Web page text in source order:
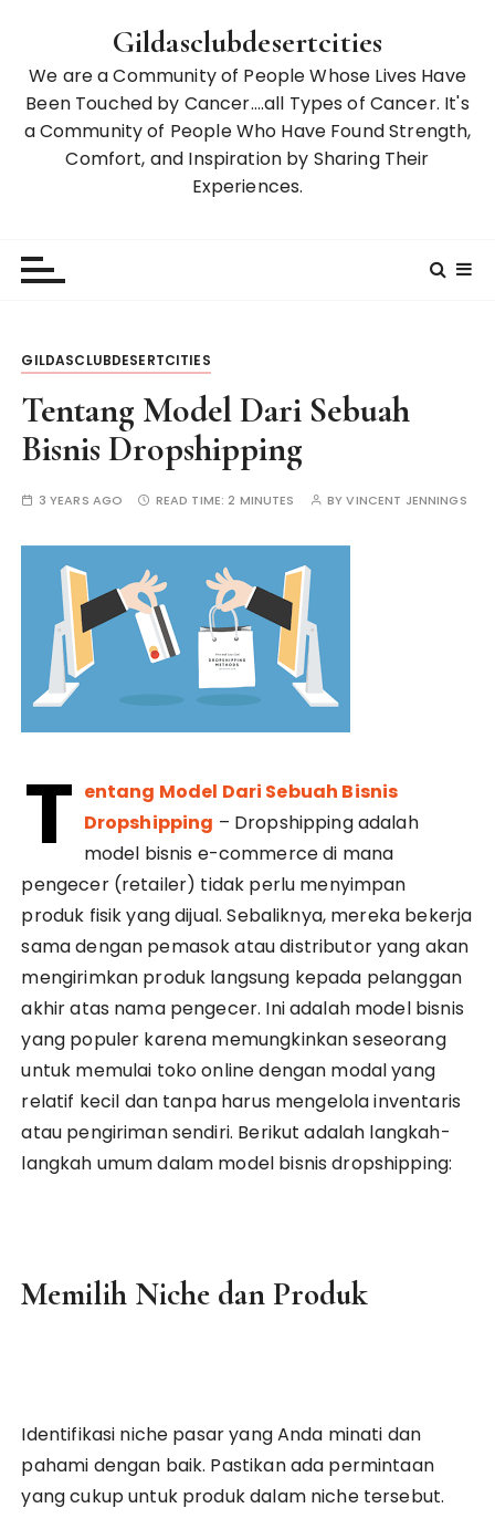
Gildasclubdesertcities
We are a Community of People Whose Lives Have
Been Touched by Cancer….all Types of Cancer. It's
a Community of People Who Have Found Strength,
Comfort, and Inspiration by Sharing Their
Experiences.
GILDASCLUBDESERTCITIES
Tentang Model Dari Sebuah
Bisnis Dropshipping
3 YEARS AGO READ TIME:2 MINUTES BYVINCENT JENNINGS
T entang Model Dari Sebuah Bisnis
Dropshipping – Dropshipping adalah
model bisnis e-commerce di mana
pengecer (retailer) tidak perlu menyimpan
produk fisik yang dijual. Sebaliknya, mereka bekerja
sama dengan pemasok atau distributor yang akan
mengirimkan produk langsung kepada pelanggan
akhir atas nama pengecer. Ini adalah model bisnis
yang populer karena memungkinkan seseorang
untuk memulai toko online dengan modal yang
relatif kecil dan tanpa harus mengelola inventaris
atau pengiriman sendiri. Berikut adalah langkah-
langkah umum dalam model bisnis dropshipping:
Memilih Niche dan Produk
Identifikasi niche pasar yang Anda minati dan
pahami dengan baik. Pastikan ada permintaan
yang cukup untuk produk dalam niche tersebut.